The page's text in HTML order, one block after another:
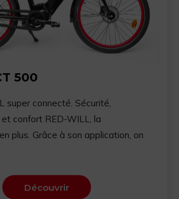
500
super connecté. Sécurité,
confort RED-WILL, la
plus. Grâce à son application, on
Découvrir